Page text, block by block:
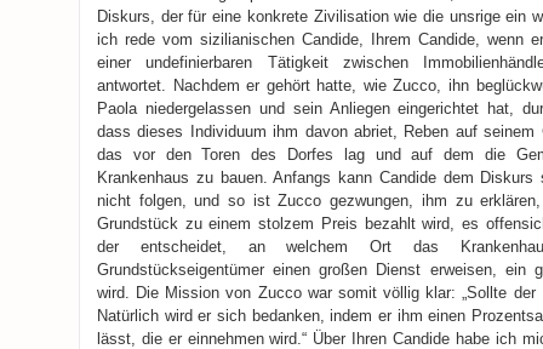
Diskurs, der für eine konkrete Zivilisation wie die unsrige ein
ich rede vom sizilianischen Candide, Ihrem Candide, wenn
einer undefinierbaren Tätigkeit zwischen
antwortet. Nachdem er gehört hatte, wie Zucco, ihn
Paola niedergelassen und sein Anliegen eingerichtet hat,
dass dieses Individuum ihm davon abriet, Reben auf seinem
das vor den Toren des Dorfes lag und auf dem die
Krankenhaus zu bauen. Anfangs kann Candide dem Diskurs
nicht folgen, und so ist Zucco gezwungen, ihm zu
Grundstück zu einem stolzem Preis bezahlt wird, es
der entscheidet, an welchem Ort das
Grundstückseigentümer einen großen Dienst erweisen, ein
wird. Die Mission von Zucco war somit völlig klar: „Sollte der
Natürlich wird er sich bedanken, indem er ihm einen
lässt, die er einnehmen wird.“ Über Ihren Candide habe ich